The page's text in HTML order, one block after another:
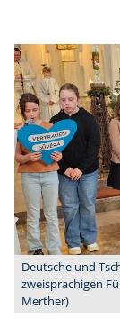
Deutsche und
zweisprachigen
Merther)